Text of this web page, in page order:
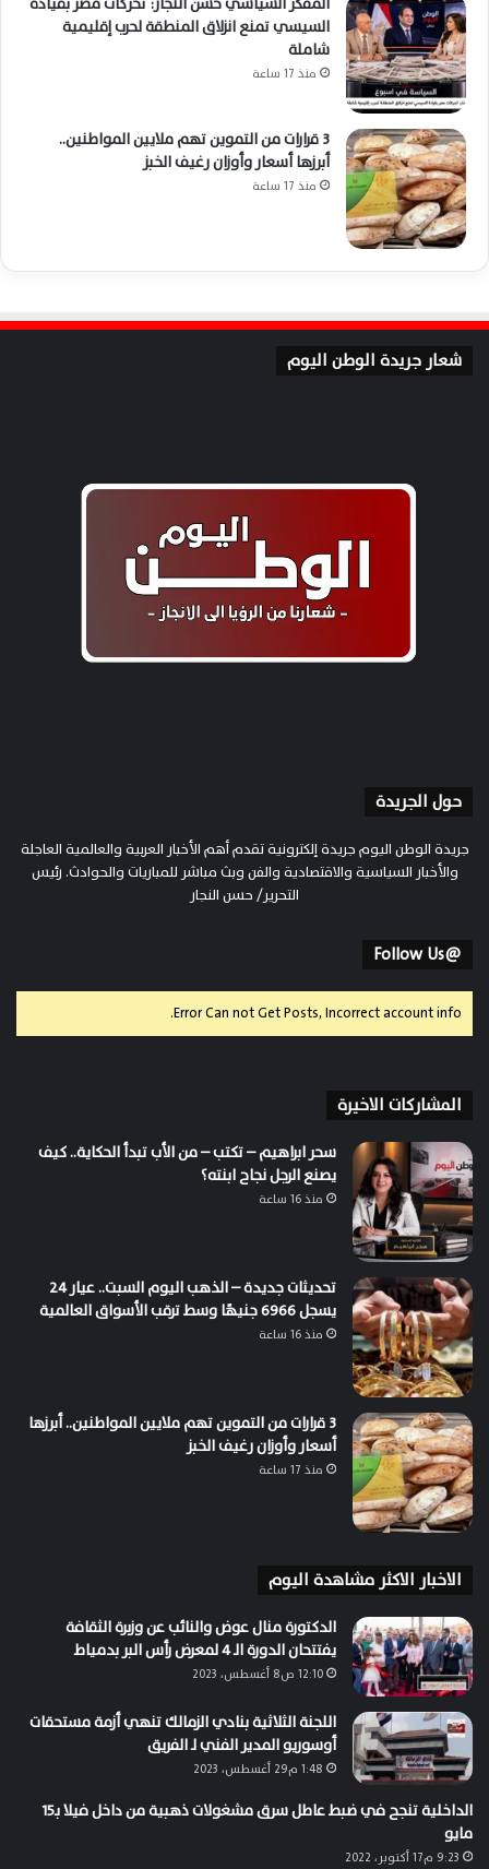
السيسي تمنع انزلاق المنطقة لحرب إقليمية
شاملة
منذ 17 ساعة
3 قرارات من التموين تهم ملايين المواطنين..
أبرزها أسعار وأوزان رغيف الخبز
منذ 17 ساعة
شعار جريدة الوطن اليوم
حول الجريدة
جريدة الوطن اليوم جريدة إلكترونية تقدم أهم الأخبار العربية والعالمية العاجلة
والأخبار السياسية والاقتصادية والفن وبث مباشر للمباريات والحوادث. رئيس
التحرير/ حسن النجار
@Follow Us
Error Can not Get Posts, Incorrect account info.
المشاركات الاخيرة
سحر ابراهيم – تكتب – من الأب تبدأ الحكاية.. كيف
يصنع الرجل نجاح ابنته؟
منذ 16 ساعة
تحديثات جديدة – الذهب اليوم السبت.. عيار 24
يسجل 6966 جنيهًا وسط ترقب الأسواق العالمية
منذ 16 ساعة
3 قرارات من التموين تهم ملايين المواطنين.. أبرزها
أسعار وأوزان رغيف الخبز
منذ 17 ساعة
الاخبار الاكثر مشاهدة اليوم
الدكتورة منال عوض والنائب عن وزبرة الثقافة
يفتتحان الدورة الـ 4 لمعرض رأس البر بدمياط
12:10 ص8 أغسطس، 2023
اللجنة الثلاثية بنادي الزمالك تنهي أزمة مستحقات
أوسوريو المدير الفني لـ الفريق
1:48 م29 أغسطس، 2023
الداخلية تنجح في ضبط عاطل سرق مشغولات ذهبية من داخل فيلا بـ15
مايو
9:23 م17 أكتوبر، 2022